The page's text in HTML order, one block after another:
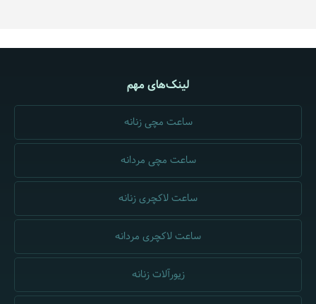
لینک‌های مهم
ساعت مچی زنانه
ساعت مچی مردانه
ساعت لاکچری زنانه
ساعت لاکچری مردانه
زیورآلات زنانه